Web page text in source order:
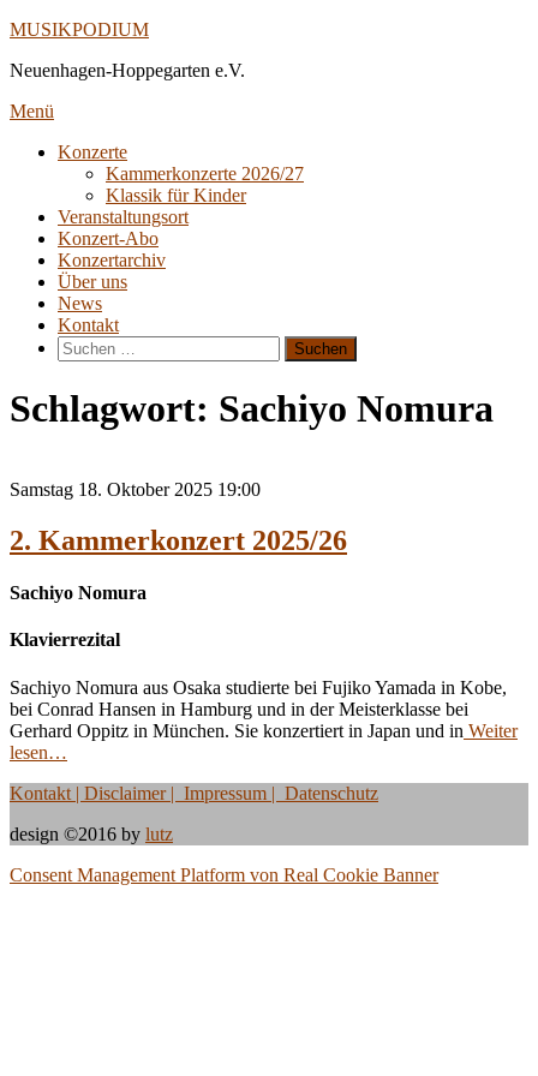
Direkt
Inhalt
MUSIKPODIUM
Neuenhagen-Hoppegarten e.V.
Menü
Konzerte
Kammerkonzerte 2026/27
Klassik für Kinder
Veranstaltungsort
Konzert-Abo
Konzertarchiv
Über uns
News
Kontakt
Suche
nach:
Schlagwort: Sachiyo Nomura
Samstag 18. Oktober 2025 19:00
2. Kammerkonzert 2025/26
Sachiyo Nomura
Klavierrezital
Sachiyo Nomura aus Osaka studierte bei Fujiko Yamada in Kobe,
bei Conrad Hansen in Hamburg und in der Meisterklasse bei
Gerhard Oppitz in München. Sie konzertiert in Japan und in Weiter
lesen…
Kontakt | Disclaimer | Impressum | Datenschutz
design ©2016 by lutz
Consent Management Platform von Real Cookie Banner